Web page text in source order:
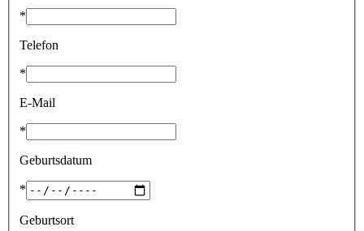
*
Telefon
*
E-Mail
*
Geburtsdatum
*
Geburtsort